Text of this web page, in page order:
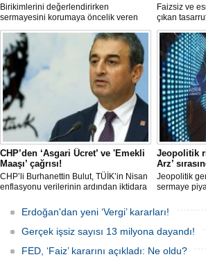
Birikimlerini değerlendirirken
sermayesini korumaya öncelik veren
yatırımcılar için düşük riskli fonlar
önemli bir alternatif sunar.
Faizsiz ve
çıkan
itibariyle
hacmine
modele
kesime; ev
güçlü bir
CHP’den ‘Asgari Ücret’ ve 'Emekli
Maaşı’ çağrısı!
CHP’li Burhanettin Bulut, TÜİK’in Nisan
enflasyonu verilerinin ardından iktidara
yaptı. Bulut; hayat pahalılığı karşısında
mevcut gelirlerle geçinmenin mümkün
olmadığını belirtti.
Jeopolitik
Arz’
Jeopolitik
sermaye
halka arz
2026’da
132 şirketin
olduğu,
firmaların
Erdoğan'dan yeni ‘Vergi’ kararları!
Gerçek işsiz sayısı 13 milyona dayandı!
FED, ‘Faiz’ kararını açıkladı: Ne oldu?